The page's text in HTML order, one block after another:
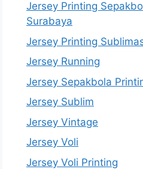
Jersey Printing
Surabaya
Jersey Printing
Jersey Running
Jersey Sepakbola
Jersey Sublim
Jersey Vintage
Jersey Voli
Jersey Voli Printing